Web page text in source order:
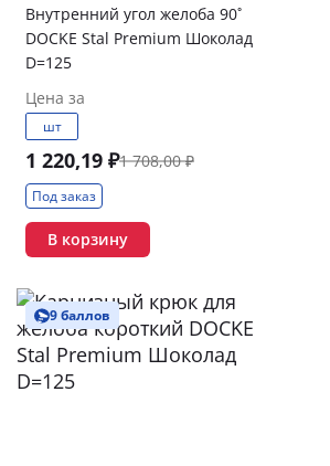
Внутренний угол желоба 90˚
DOCKE Stal Premium Шоколад
D=125
Цена за
шт
1 220,19 ₽1 708,00 ₽
Под заказ
В корзину
9 баллов